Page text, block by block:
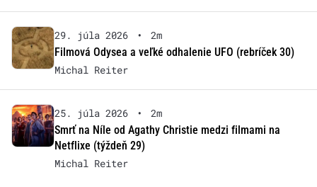
29. júla 2026 •
2m
Filmová Odysea a veľké odhalenie UFO (rebríček 30)
Michal Reiter
25. júla 2026 •
2m
Smrť na Níle od Agathy Christie medzi filmami na
Netflixe (týždeň 29)
Michal Reiter